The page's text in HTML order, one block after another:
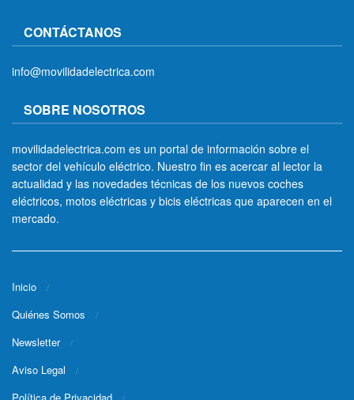
CONTÁCTANOS
info@movilidadelectrica.com
SOBRE NOSOTROS
movilidadelectrica.com es un portal de información sobre el
sector del vehículo eléctrico. Nuestro fin es acercar al lector la
actualidad y las novedades técnicas de los nuevos coches
eléctricos, motos eléctricas y bicis eléctricas que aparecen en el
mercado.
Inicio
Quiénes Somos
Newsletter
Aviso Legal